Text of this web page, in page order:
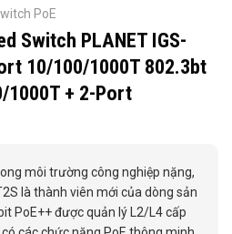
PoE
Switch PLANET IGS-
10/100/1000T 802.3bt
1000T + 2-Port
môi trường công nghiệp nặng,
là thành viên mới của dòng sản
PoE++ được quản lý L2/L4 cấp